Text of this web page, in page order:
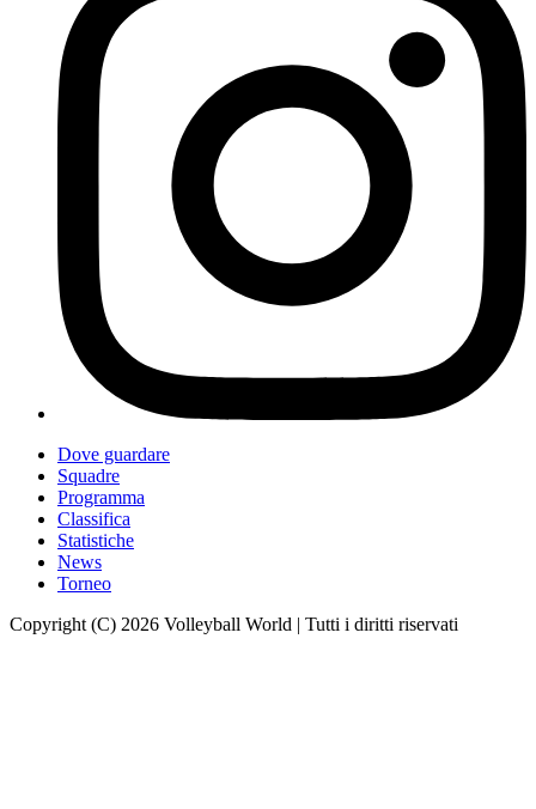
Dove guardare
Squadre
Programma
Classifica
Statistiche
News
Torneo
Copyright (C) 2026 Volleyball World | Tutti i diritti riservati